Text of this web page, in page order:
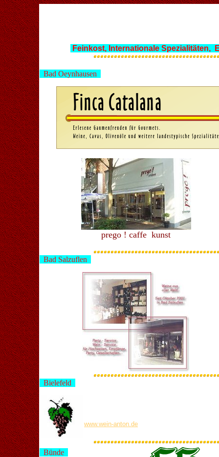
Feinkost, Internationale Spezialitäten,
Bad Oeynhausen
prego ! caffe kunst
Bad Salzuflen
Bielefeld
www.wein-anton.de
Bünde